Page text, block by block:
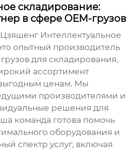
складирование:
в сфере OEM-грузов
Интеллектуальное
опытный производитель
для складирования,
ассортимент
ценам. Мы
производителями и
решения для
команда готова помочь
оборудования и
спектр услуг, включая